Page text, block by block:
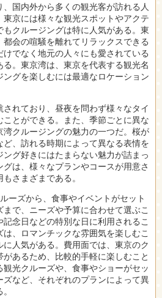
国内外から多くの観光客が訪れる人
東京には様々な観光スポットやアクテ
もクルージングは特に人気がある。東
会の喧騒を離れてリラックスできる
でなく地元の人々にも愛されている
。東京湾は、東京を代表する観光名
グを楽しむには最適なロケーション
れており、昼夜を問わず様々なタイ
とができる。また、季節ごとに異な
クルージングの魅力の一つだ。桜が
、訪れる時期によって異なる表情を
グ好きにはたまらない魅力が詰まっ
は、様々なプランやコースが用意さ
さまざまである。
ーズから、食事やイベントがセット
で、ニーズや予算に合わせて選ぶこ
念日などの特別な日に利用されるこ
、ロマンチックな雰囲気を楽しむこ
人気がある。費用面では、東京のク
あるため、比較的手軽に楽しむこと
光クルーズや、食事やショーがセッ
ズなど、それぞれのプランによって異